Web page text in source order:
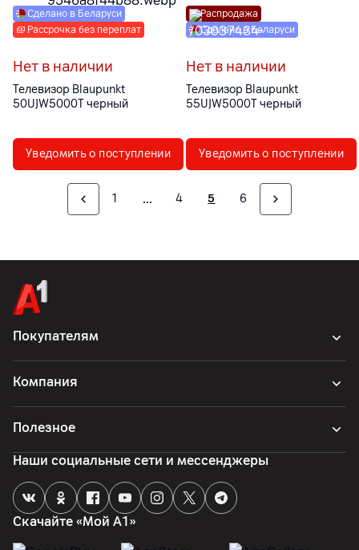
Рассрочка без переплат
Сделано в Беларуси
Нет в наличии
Телевизор Blaupunkt
50UJW5000T черный
Уведомить о поступлении
Сделано в Беларуси
Распродажа
Нет в наличии
Телевизор Blaupunkt
55UJW5000T черный
Уведомить о поступлении
1 4 5 6
Покупателям
Компания
Полезное
Скачайте «Мой А1»
Наши социальные сети и мессенджеры